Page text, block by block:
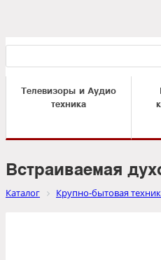
Телевизоры и Аудио
техника
Встраиваемая
Каталог Крупно-бытовая